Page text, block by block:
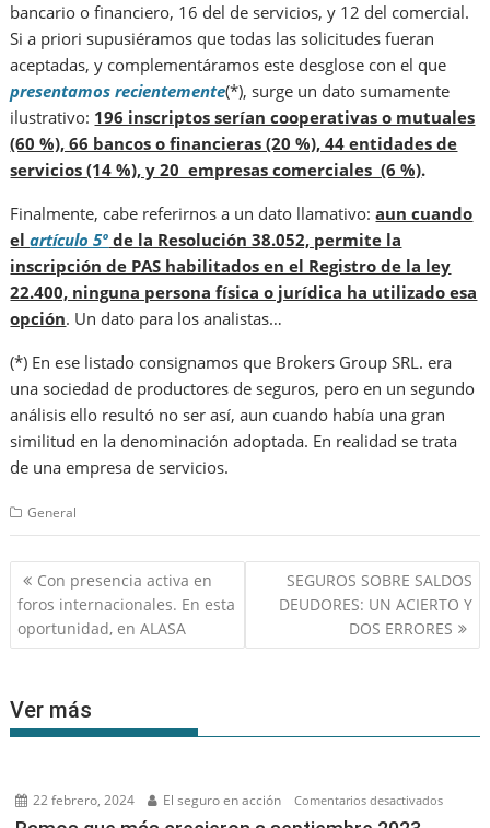
bancario o financiero, 16 del de servicios, y 12 del comercial.
Si a priori supusiéramos que todas las solicitudes fueran
aceptadas, y complementáramos este desglose con el que
presentamos recientemente(*), surge un dato sumamente
ilustrativo: 196 inscriptos serían cooperativas o mutuales
(60 %), 66 bancos o financieras (20 %), 44 entidades de
servicios (14 %), y 20 empresas comerciales (6 %).
Finalmente, cabe referirnos a un dato llamativo:aun cuando
elartículo 5º de la Resolución 38.052, permite la
inscripción de PAS habilitados en el Registro de la ley
22.400, ninguna persona física o jurídica ha utilizado esa
opción. Un dato para los analistas…
(*) En ese listado consignamos que Brokers Group SRL. era
una sociedad de productores de seguros, pero en un segundo
análisis ello resultó no ser así, aun cuando había una gran
similitud en la denominación adoptada. En realidad se trata
de una empresa de servicios.
General
Navegación
de
entradas
Con presencia activa en
foros internacionales. En esta
oportunidad, en ALASA
SEGUROS SOBRE SALDOS
DEUDORES: UN ACIERTO Y
DOS ERRORES
Ver más
22 febrero, 2024 El seguro en acción Comentarios desactivadosen